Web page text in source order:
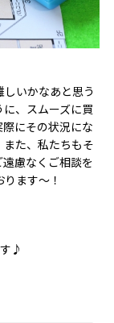
いかなあと思う
、スムーズに買
にその状況にな
た、私たちもそ
慮なくご相談を
ます～！
♪